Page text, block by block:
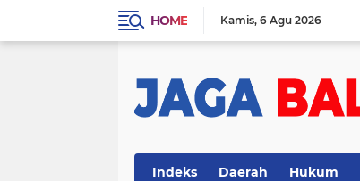
HOME Kamis 6 Agu 2026
Indeks Daerah Hukum